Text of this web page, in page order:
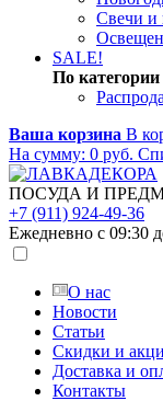
Свечи и
SALE!
По категории
Ваша корзина В
На сумму: 0 руб.
ПОСУДА И
+7 (911) 924-49-36
Ежедневно с 09:30
О нас
Новости
Статьи
Скидки и
Доставка и
Контакты